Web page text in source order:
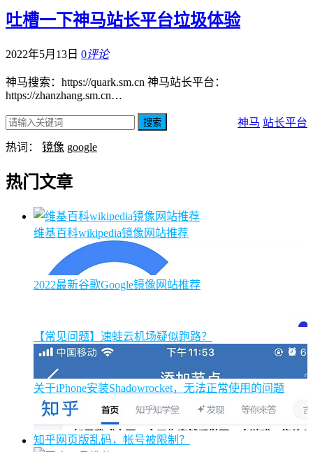
吐槽一下神马站长平台垃圾体验
2022年5月13日 0评论
神马搜索：https://quark.sm.cn 神马站长平台：
https://zhanzhang.sm.cn…
神马 站长平台
搜索
热词： 镜像 google
热门文章
维基百科wikipedia镜像网站推荐
2022最新谷歌Google镜像网站推荐
【常见问题】速蛙云机场疑似跑路？
关于iPhone安装Shadowrocket，无法正常使用的问题
知乎网页版乱码，帐号被限制？